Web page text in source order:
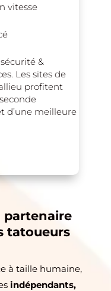
vitesse
&
Les sites de
profitent
d’une meilleure
partenaire
tatoueurs
à taille humaine,
indépendants,